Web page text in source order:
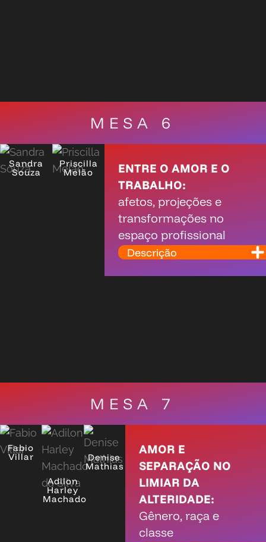
MESA 6
Sandra
Souza
Priscilla
Melão
ENTRE O AMOR E O
TRABALHO:
afetos, projeções e
transformações no
espaço profissional
Descrição
MESA 7
Fabio
Villar
Adilon
Harley
Machado
Denise
Mathias
AMOR E
SEPARAÇÃO NO
LIMIAR DA
ALTERIDADE:
Gênero, raça e
classe